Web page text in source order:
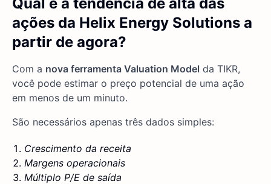
ações da Helix Energy Solutions a
partir de agora?
Com a nova ferramenta Valuation Model da TIKR,
você pode estimar o preço potencial de uma ação
em menos de um minuto.
São necessários apenas três dados simples:
Crescimento da receita
Margens operacionais
Múltiplo P/E de saída